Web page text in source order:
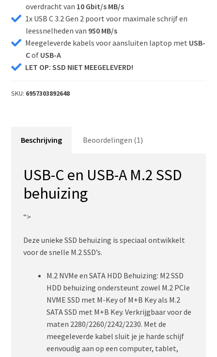
overdracht van 10 Gbit/s MB/s
1x USB C 3.2 Gen 2 poort voor maximale schrijf en
leessnelheden van 950 MB/s
Meegeleverde kabels voor aansluiten laptop met USB-
Cof USB-A
LET OP: SSD NIET MEEGELEVERD!
SKU: 6957303892648
Beschrijving Beoordelingen (1)
USB-C en USB-A M.2 SSD
behuizing
“>
Deze unieke SSD behuizing is speciaal ontwikkelt
voor de snelle M.2 SSD’s.
M.2 NVMe en SATA HDD Behuizing: M2 SSD
HDD behuizing ondersteunt zowel M.2 PCIe
NVME SSD met M-Key of M+B Key als M.2
SATA SSD met M+B Key. Verkrijgbaar voor de
maten 2280/2260/2242/2230. Met de
meegeleverde kabel sluit je je harde schijf
eenvoudig aan op een computer, tablet,